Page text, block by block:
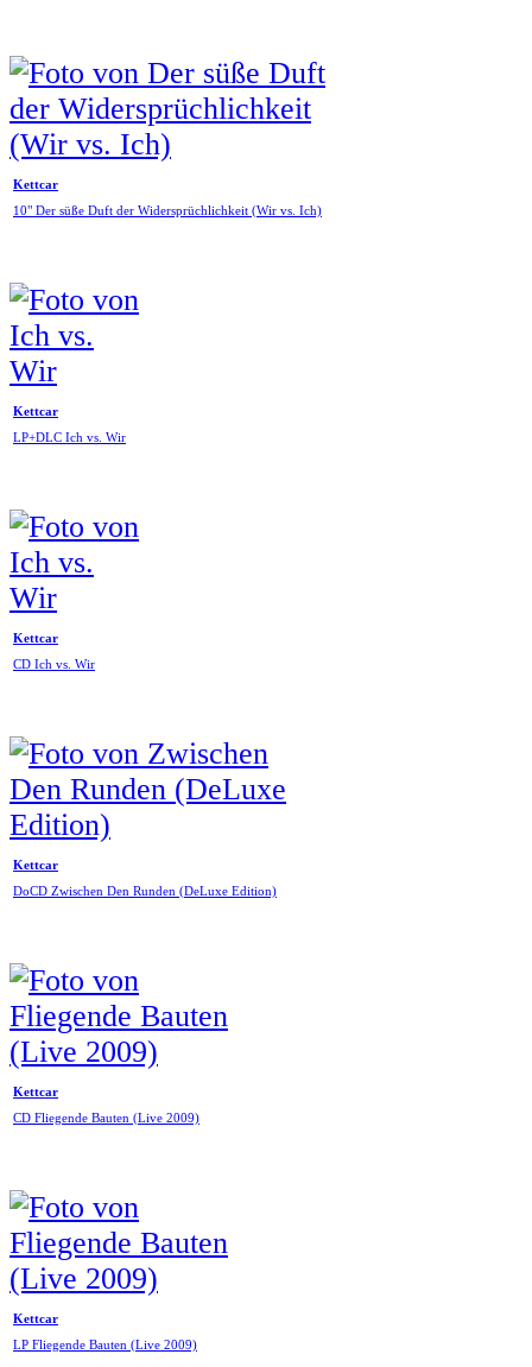
Kettcar
10" Der süße Duft der Widersprüchlichkeit (Wir vs. Ich)
Kettcar
LP+DLC Ich vs. Wir
Kettcar
CD Ich vs. Wir
Kettcar
DoCD Zwischen Den Runden (DeLuxe Edition)
Kettcar
CD Fliegende Bauten (Live 2009)
Kettcar
LP Fliegende Bauten (Live 2009)